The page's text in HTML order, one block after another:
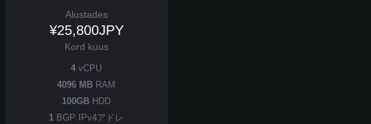
Alustades
¥25,800JPY
Kord kuus
4 vCPU
4096 MB RAM
100GB HDD
1 BGP IPv4アドレ